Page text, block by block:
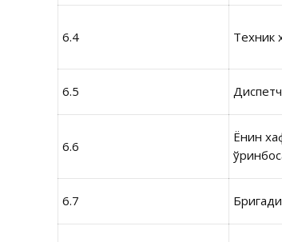
6.4 Техник
6.5
6.6
Ёнғин
6.7